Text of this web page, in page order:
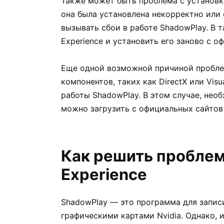
она была установлена некорректно
вызывать сбои в работе ShadowPlay. В
Experience и установить его заново с
Еще одной возможной причиной
компонентов, таких как DirectX или
работы ShadowPlay. В этом случае,
можно загрузить с официальных
Как решить
Experience
ShadowPlay — это программа для
графическими картами Nvidia. Однако,